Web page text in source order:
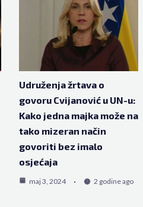
Udruženja žrtava o
govoru Cvijanović u UN-u:
Kako jedna majka može na
tako mizeran način
govoriti bez imalo
osjećaja
maj 3, 2024 2 godine ago